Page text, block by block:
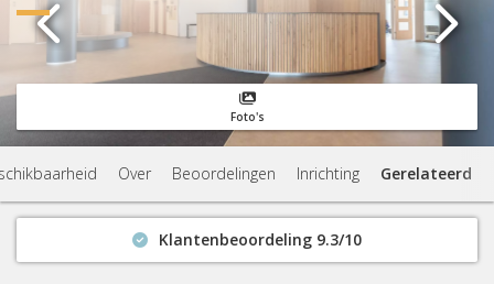
Foto's
Over Beoordelingen Inrichting Gerelateerd
Klantenbeoordeling 9.3/10